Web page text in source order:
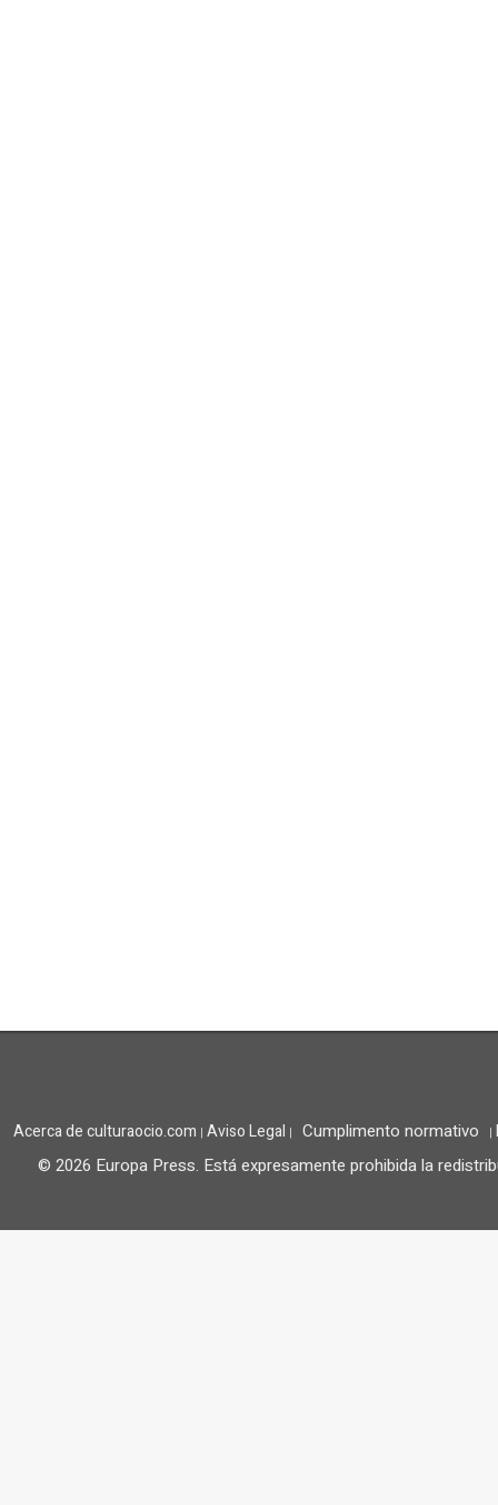
Acerca de culturaocio.com | Aviso Legal | Cumplimento normativo |
© 2026 Europa Press. Está expresamente prohibida la